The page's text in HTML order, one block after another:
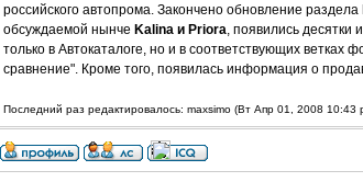
российского автопрома. Закончено обновление раздела
обсуждаемой нынче Kalina и Priora, появились десятки
только в Автокаталоге, но и в соответствующих
сравнение". Кроме того, появилась информация о
Последний раз редактировалось: maxsimo (Вт Апр 01, 2008 10:43